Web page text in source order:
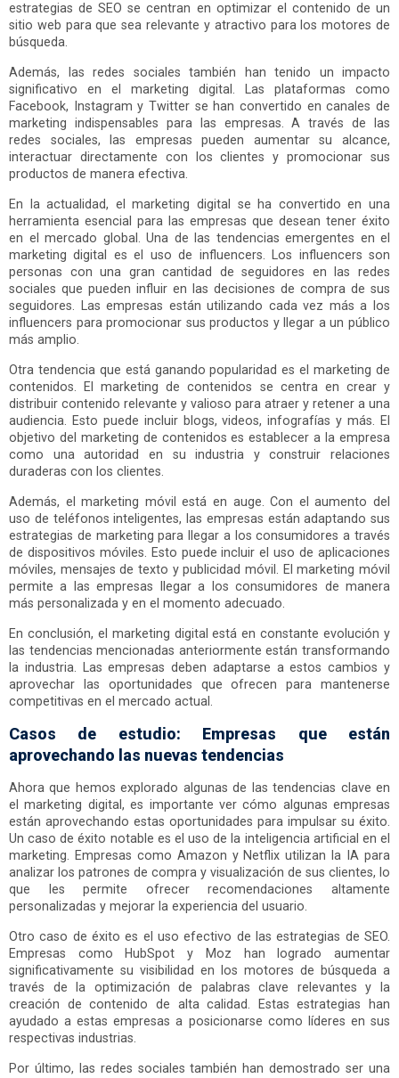
estrategias de SEO se centran en optimizar el contenido de un
sitio web para que sea relevante y atractivo para los motores de
búsqueda.
Además, las redes sociales también han tenido un impacto
significativo en el marketing digital. Las plataformas como
Facebook, Instagram y Twitter se han convertido en canales de
marketing indispensables para las empresas. A través de las
redes sociales, las empresas pueden aumentar su alcance,
interactuar directamente con los clientes y promocionar sus
productos de manera efectiva.
En la actualidad, el marketing digital se ha convertido en una
herramienta esencial para las empresas que desean tener éxito
en el mercado global. Una de las tendencias emergentes en el
marketing digital es el uso de influencers. Los influencers son
personas con una gran cantidad de seguidores en las redes
sociales que pueden influir en las decisiones de compra de sus
seguidores. Las empresas están utilizando cada vez más a los
influencers para promocionar sus productos y llegar a un público
más amplio.
Otra tendencia que está ganando popularidad es el marketing de
contenidos. El marketing de contenidos se centra en crear y
distribuir contenido relevante y valioso para atraer y retener a una
audiencia. Esto puede incluir blogs, videos, infografías y más. El
objetivo del marketing de contenidos es establecer a la empresa
como una autoridad en su industria y construir relaciones
duraderas con los clientes.
Además, el marketing móvil está en auge. Con el aumento del
uso de teléfonos inteligentes, las empresas están adaptando sus
estrategias de marketing para llegar a los consumidores a través
de dispositivos móviles. Esto puede incluir el uso de aplicaciones
móviles, mensajes de texto y publicidad móvil. El marketing móvil
permite a las empresas llegar a los consumidores de manera
más personalizada y en el momento adecuado.
En conclusión, el marketing digital está en constante evolución y
las tendencias mencionadas anteriormente están transformando
la industria. Las empresas deben adaptarse a estos cambios y
aprovechar las oportunidades que ofrecen para mantenerse
competitivas en el mercado actual.
Casos de estudio: Empresas que están
aprovechando las nuevas tendencias
Ahora que hemos explorado algunas de las tendencias clave en
el marketing digital, es importante ver cómo algunas empresas
están aprovechando estas oportunidades para impulsar su éxito.
Un caso de éxito notable es el uso de la inteligencia artificial en el
marketing. Empresas como Amazon y Netflix utilizan la IA para
analizar los patrones de compra y visualización de sus clientes, lo
que les permite ofrecer recomendaciones altamente
personalizadas y mejorar la experiencia del usuario.
Otro caso de éxito es el uso efectivo de las estrategias de SEO.
Empresas como HubSpot y Moz han logrado aumentar
significativamente su visibilidad en los motores de búsqueda a
través de la optimización de palabras clave relevantes y la
creación de contenido de alta calidad. Estas estrategias han
ayudado a estas empresas a posicionarse como líderes en sus
respectivas industrias.
Por último, las redes sociales también han demostrado ser una